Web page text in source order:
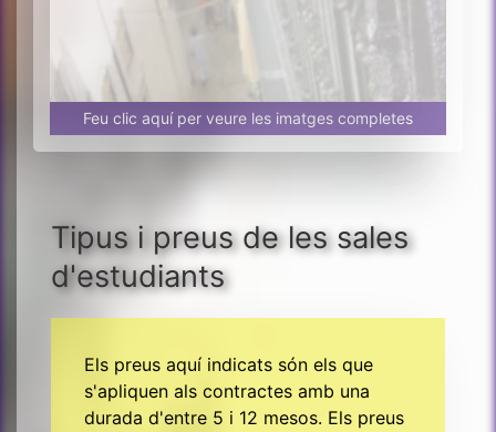
Feu clic aquí per veure les imatges completes
Tipus i preus de les sales
d'estudiants
Els preus aquí indicats són els que
s'apliquen als contractes amb una
durada d'entre 5 i 12 mesos. Els preus